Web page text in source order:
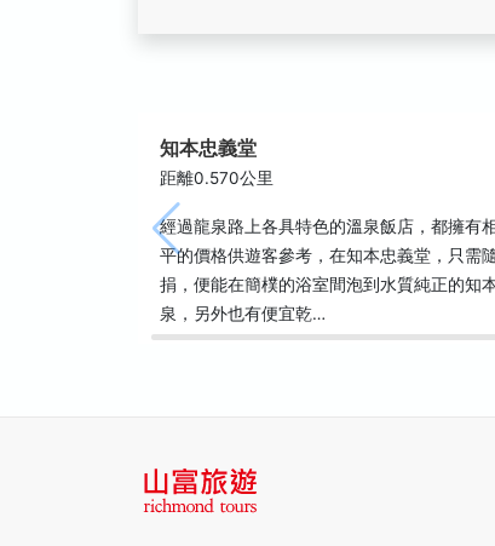
知本忠義堂
距離0.570公里
經過龍泉路上各具特色的溫泉飯店，都擁有
平的價格供遊客參考，在知本忠義堂，只需
捐，便能在簡樸的浴室間泡到水質純正的知
泉，另外也有便宜乾…